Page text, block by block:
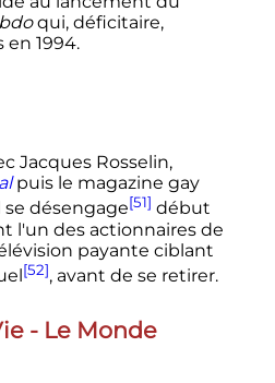
qui, déficitaire,
en 1994.
Jacques Rosselin,
puis le magazine gay
se désengage[51] début
l'un des actionnaires de
payante ciblant
[52], avant de se retirer.
- Le Monde